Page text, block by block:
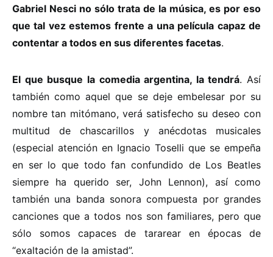
Gabriel Nesci no sólo trata de la música, es por eso
que tal vez estemos frente a una película capaz de
contentar a todos en sus diferentes facetas.
El que busque la comedia argentina, la tendrá. Así
también como aquel que se deje embelesar por su
nombre tan mitómano, verá satisfecho su deseo con
multitud de chascarillos y anécdotas musicales
(especial atención en Ignacio Toselli que se empeña
en ser lo que todo fan confundido de Los Beatles
siempre ha querido ser, John Lennon), así como
también una banda sonora compuesta por grandes
canciones que a todos nos son familiares, pero que
sólo somos capaces de tararear en épocas de
“exaltación de la amistad”.